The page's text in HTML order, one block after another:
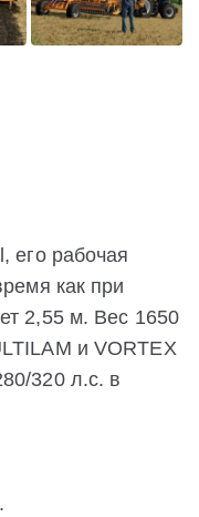
его рабочая
как при
2,55 м. Вес 1650
и VORTEX
320 л.с. в